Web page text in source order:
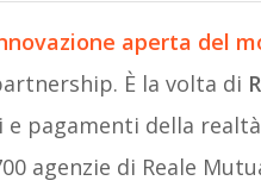
aperta del
È la volta di
e pagamenti della realtà
agenzie di Reale